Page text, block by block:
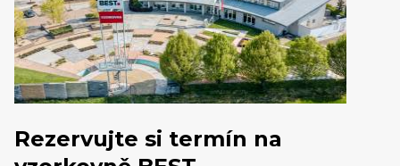
Rezervujte si termín na